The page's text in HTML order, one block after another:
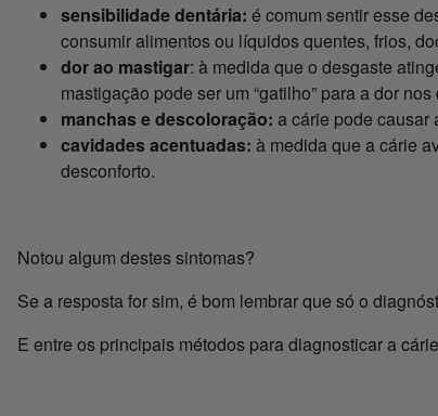
sensibilidade dentária: é comum sentir esse
consumir alimentos ou líquidos quentes, frios,
dor ao mastigar: à medida que o desgaste
mastigação pode ser um “gatilho” para a dor nos
manchas e descoloração: a cárie pode causar
cavidades acentuadas: à medida que a cárie
desconforto.
Notou algum destes sintomas?
Se a resposta for sim, é bom lembrar que só o
E entre os principais métodos para diagnosticar a